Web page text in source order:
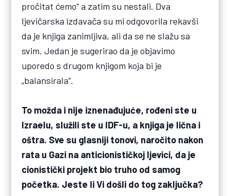
pročitat ćemo“ a zatim su nestali. Dva
ljevičarska izdavača su mi odgovorila rekavši
da je knjiga zanimljiva, ali da se ne slažu sa
svim. Jedan je sugerirao da je objavimo
uporedo s drugom knjigom koja bi je
„balansirala“.
To možda i nije iznenađujuće, rođeni ste u
Izraelu, služili ste u IDF-u, a knjiga je lična i
oštra. Sve su glasniji tonovi, naročito nakon
rata u Gazi na anticionističkoj ljevici, da je
cionistički projekt bio truho od samog
početka. Jeste li Vi došli do tog zaključka?